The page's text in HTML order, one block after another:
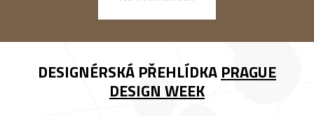
DESIGNÉRSKÁ PŘEHLÍDKA PRAGUE
DESIGN WEEK